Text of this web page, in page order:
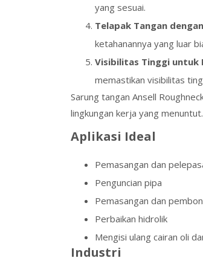
yang sesuai.
Telapak Tangan
ketahanannya yang luar
Visibilitas Tinggi untuk
memastikan visibilitas
Sarung tangan Ansell
lingkungan kerja yang menuntut.
Aplikasi Ideal
Pemasangan dan
Penguncian pipa
Pemasangan dan
Perbaikan hidrolik
Mengisi ulang cairan oli
Industri